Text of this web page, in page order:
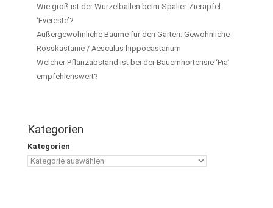
Wie groß ist der Wurzelballen beim Spalier-Zierapfel
‘Evereste’?
Außergewöhnliche Bäume für den Garten: Gewöhnliche
Rosskastanie / Aesculus hippocastanum
Welcher Pflanzabstand ist bei der Bauernhortensie ‘Pia’
empfehlenswert?
Kategorien
Kategorien